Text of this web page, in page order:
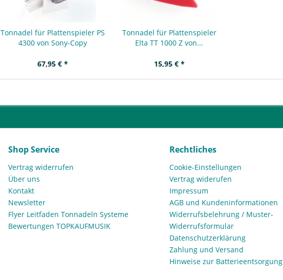
Tonnadel für Plattenspieler PS
4300 von Sony-Copy
67,95 € *
Tonnadel für Plattenspieler
Elta TT 1000 Z von...
15,95 € *
Shop Service
Vertrag widerrufen
Über uns
Kontakt
Newsletter
Flyer Leitfaden Tonnadeln Systeme
Bewertungen TOPKAUFMUSIK
Rechtliches
Cookie-Einstellungen
Vertrag widerufen
Impressum
AGB und Kundeninformationen
Widerrufsbelehrung / Muster-
Widerrufsformular
Datenschutzerklärung
Zahlung und Versand
Hinweise zur Batterieentsorgung